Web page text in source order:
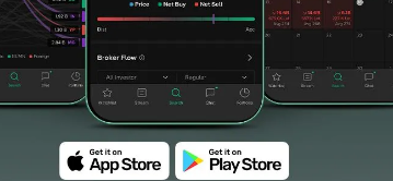
IPO untuk pembayaran utang.
sebagian utang kepada PT